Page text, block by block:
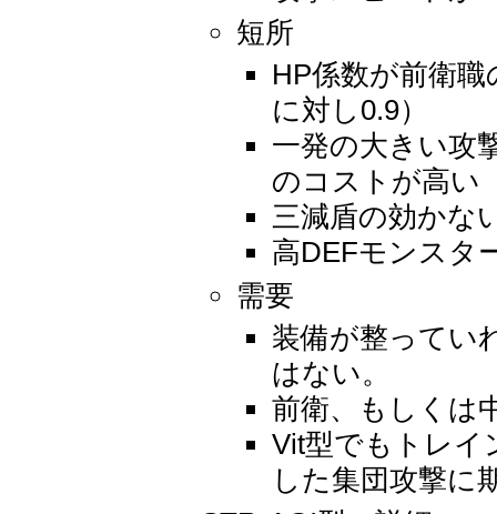
短所
HP係数が前衛
に対し0.9）
一発の大きい攻
のコストが高い
三減盾の効かな
高DEFモンスタ
需要
装備が整ってい
はない。
前衛、もしくは
Vit型でもトレイ
した集団攻撃に